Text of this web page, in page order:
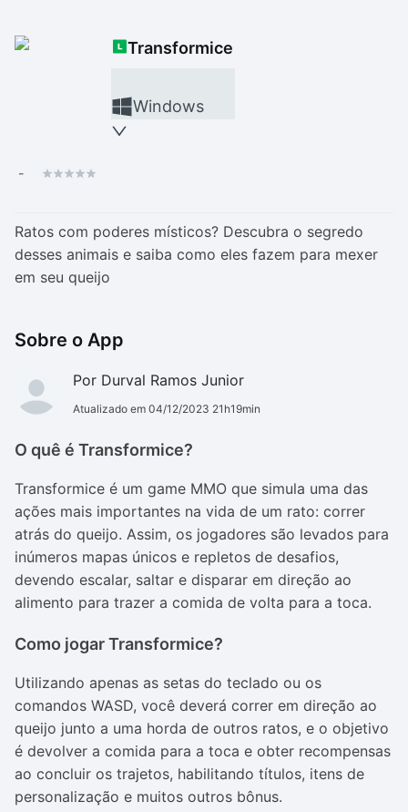
Transformice
Windows
-
Ratos com poderes místicos? Descubra o segredo
desses animais e saiba como eles fazem para mexer
em seu queijo
Sobre o App
Por Durval Ramos Junior
Atualizado em 04/12/2023 21h19min
O quê é Transformice?
Transformice é um game MMO que simula uma das
ações mais importantes na vida de um rato: correr
atrás do queijo. Assim, os jogadores são levados para
inúmeros mapas únicos e repletos de desafios,
devendo escalar, saltar e disparar em direção ao
alimento para trazer a comida de volta para a toca.
Como jogar Transformice?
Utilizando apenas as setas do teclado ou os
comandos WASD, você deverá correr em direção ao
queijo junto a uma horda de outros ratos, e o objetivo
é devolver a comida para a toca e obter recompensas
ao concluir os trajetos, habilitando títulos, itens de
personalização e muitos outros bônus.